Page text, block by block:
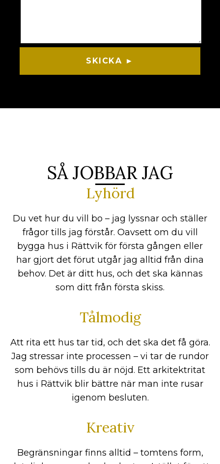
SKICKA ►
SÅ JOBBAR JAG
Lyhörd
Du vet hur du vill bo – jag lyssnar och ställer
frågor tills jag förstår. Oavsett om du vill
bygga hus i Rättvik för första gången eller
har gjort det förut utgår jag alltid från dina
behov. Det är ditt hus, och det ska kännas
som ditt från första skiss.
Tålmodig
Att rita ett hus tar tid, och det ska det få göra.
Jag stressar inte processen – vi tar de rundor
som behövs tills du är nöjd. Ett arkitektritat
hus i Rättvik blir bättre när man inte rusar
igenom besluten.
Kreativ
Begränsningar finns alltid – tomtens form,